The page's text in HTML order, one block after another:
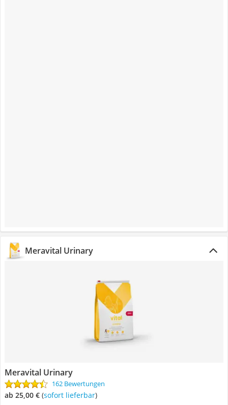
Meravital Urinary
Meravital Urinary
162 Bewertungen
ab 25,00 € ( Sofort lieferbar)